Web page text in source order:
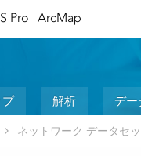
Pro ArcMap
プ 解析 デ
ネットワーク データセ